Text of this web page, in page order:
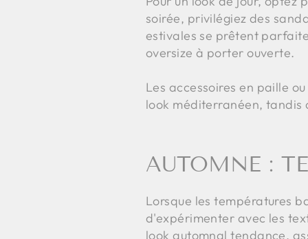
soirée, privilégiez des
estivales se prêtent
oversize à porter ouverte.
Les accessoires en paille
look méditerranéen, tandis
AUTOMNE :
Lorsque les températures
d'expérimenter avec les
look automnal tendance,